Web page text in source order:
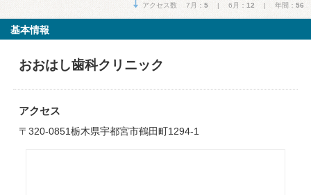
アクセス数 7月： 5 | 6月： 12 | 年間： 56
基本情報
おおはし歯科クリニック
アクセス
〒320-0851栃木県宇都宮市鶴田町1294-1